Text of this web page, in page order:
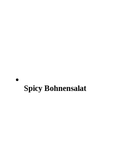
Spicy Bohnensalat